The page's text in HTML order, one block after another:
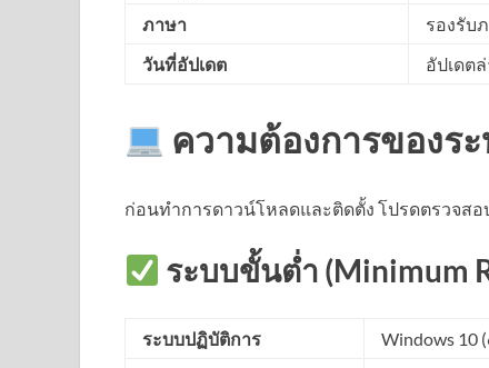
ภาษา
รองรับ
วันที่อัปเดต
อัปเดต
ความต้องการของร
ก่อนทำการดาวน์โหลดและติดตั้ง โปรดตรวจส
ระบบขั้นต่ำ (Minimum
ระบบปฏิบัติการ
Windows 10